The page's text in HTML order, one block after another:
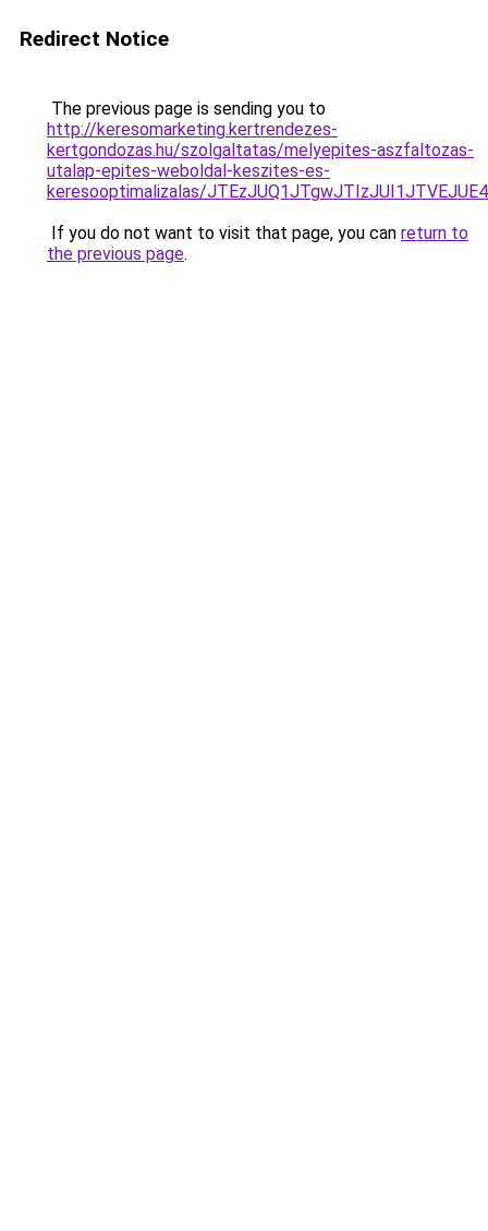
Redirect Notice
The previous page is sending you to
http://keresomarketing.kertrendezes-
kertgondozas.hu/szolgaltatas/melyepites-aszfaltozas-
utalap-epites-weboldal-keszites-es-
keresooptimalizalas/
If you do not want to visit that page, you can return to
the previous page.